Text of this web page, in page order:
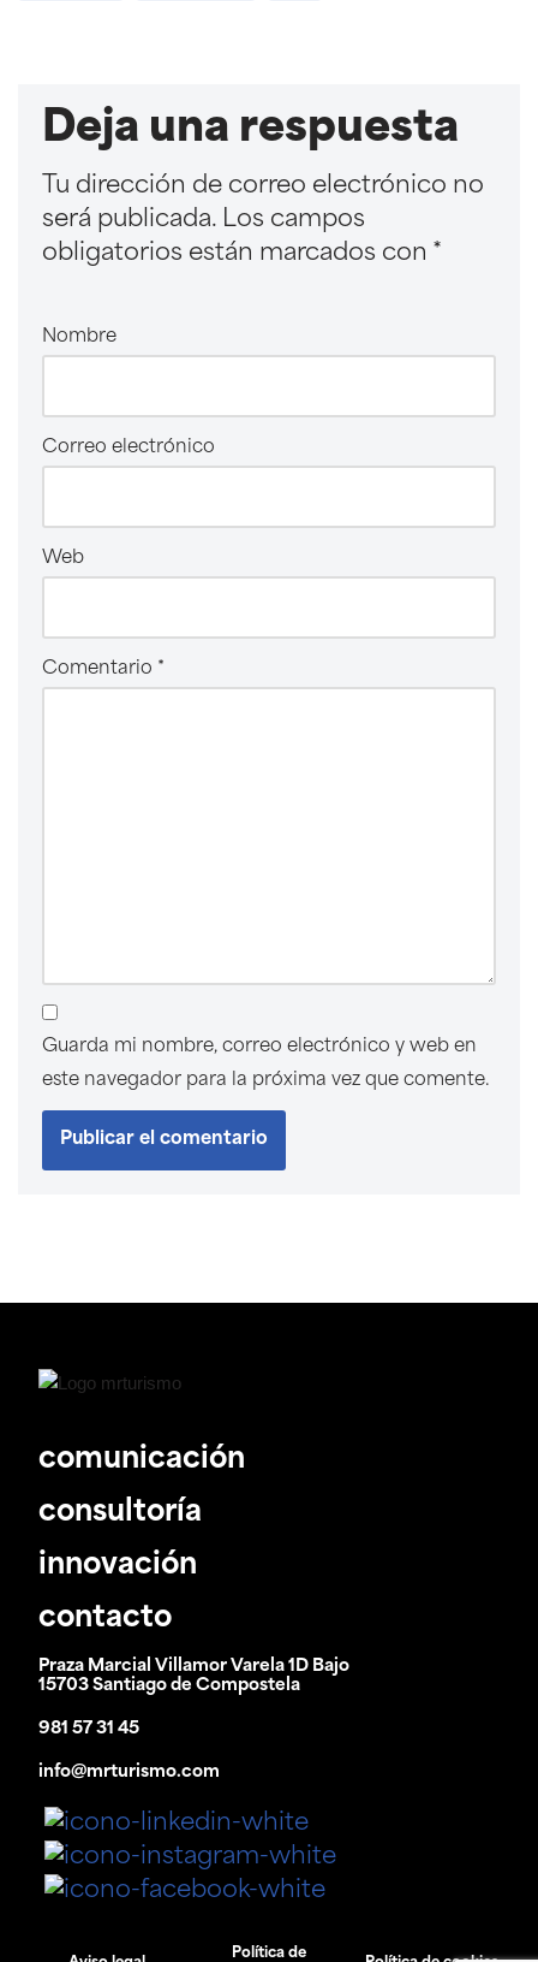
Deja una respuesta
Tu dirección de correo electrónico no
será publicada. Los campos
obligatorios están marcados con *
Nombre
Correo electrónico
Web
Comentario *
Guarda mi nombre, correo electrónico y web en
este navegador para la próxima vez que comente.
comunicación
consultoría
innovación
contacto
Praza Marcial Villamor Varela 1D Bajo
15703 Santiago de Compostela
981 57 31 45
info@mrturismo.com
Política de